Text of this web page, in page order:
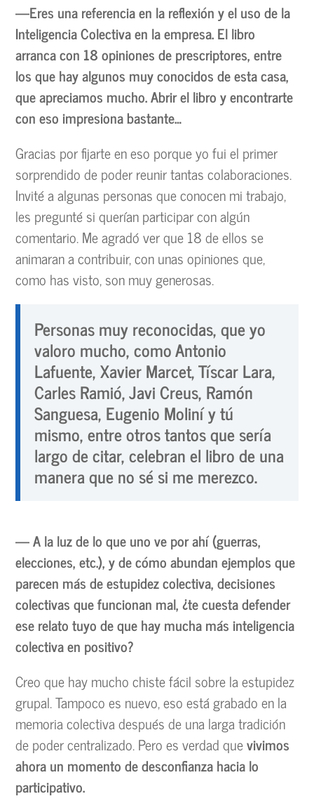
—Eres una referencia en la reflexión y el uso de la
Inteligencia Colectiva en la empresa. El libro
arranca con 18 opiniones de prescriptores, entre
los que hay algunos muy conocidos de esta casa,
que apreciamos mucho. Abrir el libro y encontrarte
con eso impresiona bastante…
Gracias por fijarte en eso porque yo fui el primer
sorprendido de poder reunir tantas colaboraciones.
Invité a algunas personas que conocen mi trabajo,
les pregunté si querían participar con algún
comentario. Me agradó ver que 18 de ellos se
animaran a contribuir, con unas opiniones que,
como has visto, son muy generosas.
Personas muy reconocidas, que yo
valoro mucho, como Antonio
Lafuente, Xavier Marcet, Tíscar Lara,
Carles Ramió, Javi Creus, Ramón
Sanguesa, Eugenio Moliní y tú
mismo, entre otros tantos que sería
largo de citar, celebran el libro de una
manera que no sé si me merezco.
— A la luz de lo que uno ve por ahí (guerras,
elecciones, etc.), y de cómo abundan ejemplos que
parecen más de estupidez colectiva, decisiones
colectivas que funcionan mal, ¿te cuesta defender
ese relato tuyo de que hay mucha más inteligencia
colectiva en positivo?
Creo que hay mucho chiste fácil sobre la estupidez
grupal. Tampoco es nuevo, eso está grabado en la
memoria colectiva después de una larga tradición
de poder centralizado. Pero es verdad quevivimos
ahora un momento de desconfianza hacia lo
participativo.